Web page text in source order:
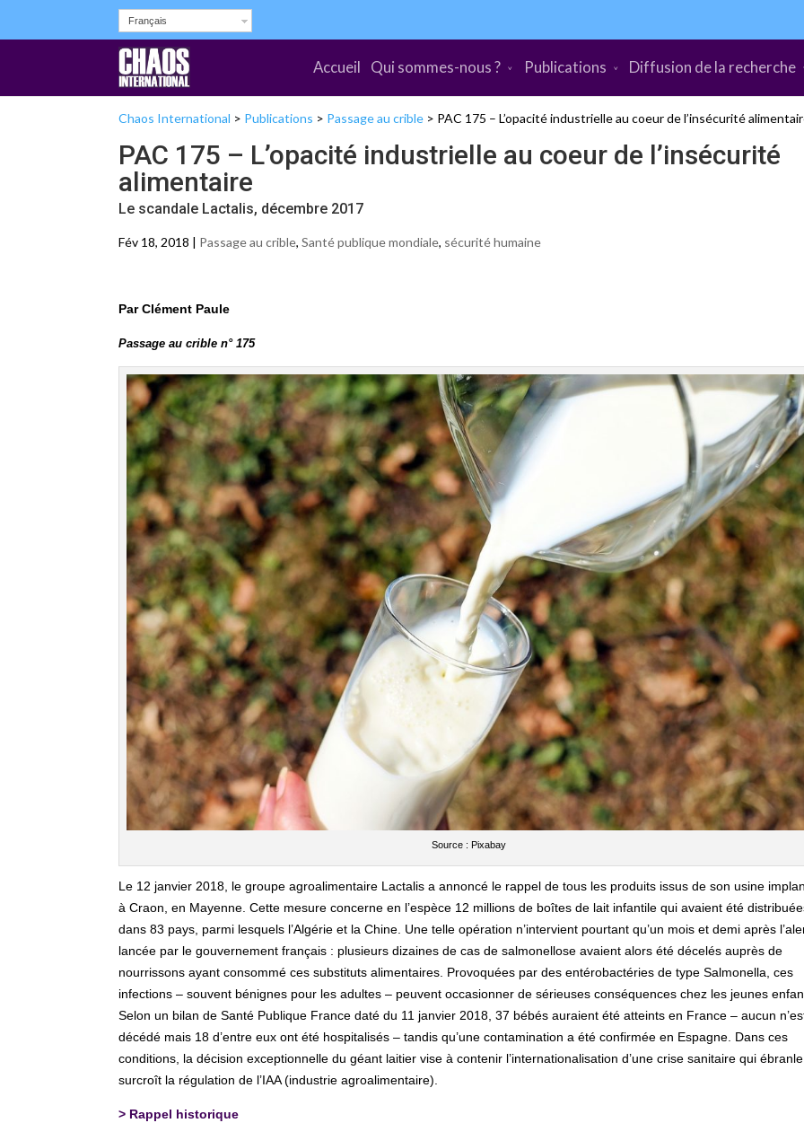
Français
Accueil Qui sommes-nous ? Publications Diffusion de la recherche
Chaos International > Publications > Passage au crible > PAC 175 – L’opacité industrielle au coeur de l’insécurité
PAC 175 – L’opacité industrielle au coeur de l’insécurité
alimentaire
Le scandale Lactalis, décembre 2017
Fév 18, 2018 | Passage au crible, Santé publique mondiale, sécurité humaine
Par Clément Paule
Passage au crible n° 175
Source : Pixabay
Le 12 janvier 2018, le groupe agroalimentaire Lactalis a annoncé le rappel de tous les produits issus de son usine
à Craon, en Mayenne. Cette mesure concerne en l’espèce 12 millions de boîtes de lait infantile qui avaient été
dans 83 pays, parmi lesquels l’Algérie et la Chine. Une telle opération n’intervient pourtant qu’un mois et demi après
lancée par le gouvernement français : plusieurs dizaines de cas de salmonellose avaient alors été décelés auprès de
nourrissons ayant consommé ces substituts alimentaires. Provoquées par des entérobactéries de type Salmonella, ces
infections – souvent bénignes pour les adultes – peuvent occasionner de sérieuses conséquences chez les jeunes
Selon un bilan de Santé Publique France daté du 11 janvier 2018, 37 bébés auraient été atteints en France – aucun
décédé mais 18 d’entre eux ont été hospitalisés – tandis qu’une contamination a été confirmée en Espagne. Dans ces
conditions, la décision exceptionnelle du géant laitier vise à contenir l’internationalisation d’une crise sanitaire qui
surcroît la régulation de l’IAA (industrie agroalimentaire).
> Rappel historique